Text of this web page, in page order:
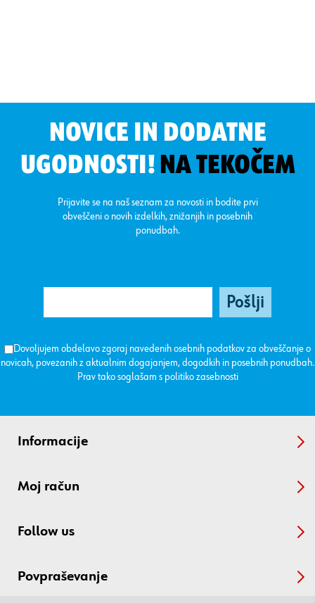
NOVICE IN DODATNE
UGODNOSTI! NA TEKOČEM
Prijavite se na naš seznam za novosti in bodite prvi
obveščeni o novih izdelkih, znižanjih in posebnih
ponudbah.
Dovoljujem obdelavo zgoraj navedenih osebnih podatkov za obveščanje o
novicah, povezanih z aktualnim dogajanjem, dogodkih in posebnih ponudbah.
Prav tako soglašam s politiko zasebnosti
Informacije
Moj račun
Follow us
Povpraševanje